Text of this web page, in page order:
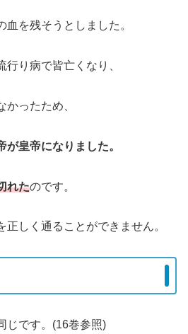
血を残そうとしました。
行り病で皆亡くなり、
かったため、
皇帝になりました。
れたのです。
正しく通ることができません。
じです。(16巻参照)